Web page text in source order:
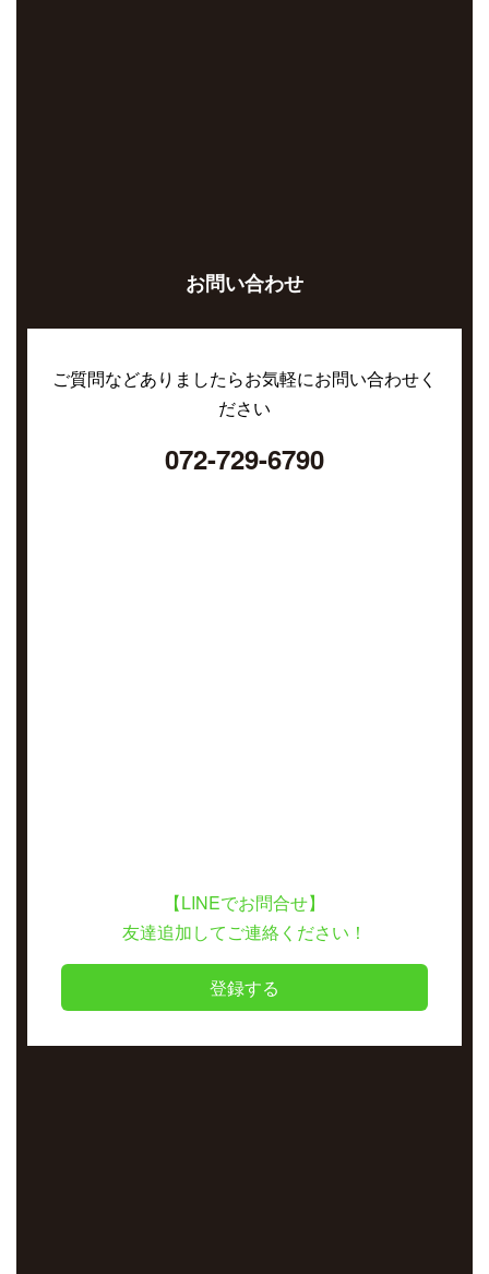
お問い合わせ
ご質問などありましたらお気軽にお問い合わせく
ださい
072-729-6790
【LINEでお問合せ】
友達追加してご連絡ください！
登録する